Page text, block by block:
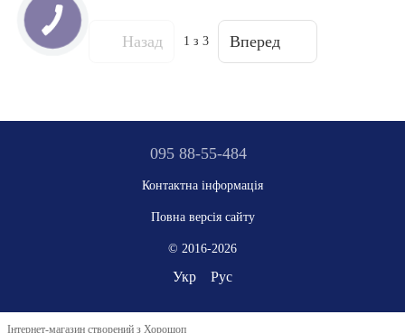
Назад 1 з 3 Вперед
095 88-55-484
Контактна інформація
Повна версія сайту
© 2016-2026
Укр Рус
Інтернет-магазин створений з Хорошоп